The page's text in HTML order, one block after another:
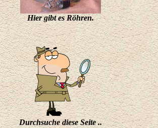
Hier gibt es Röhren.
Durchsuche diese Seite ..